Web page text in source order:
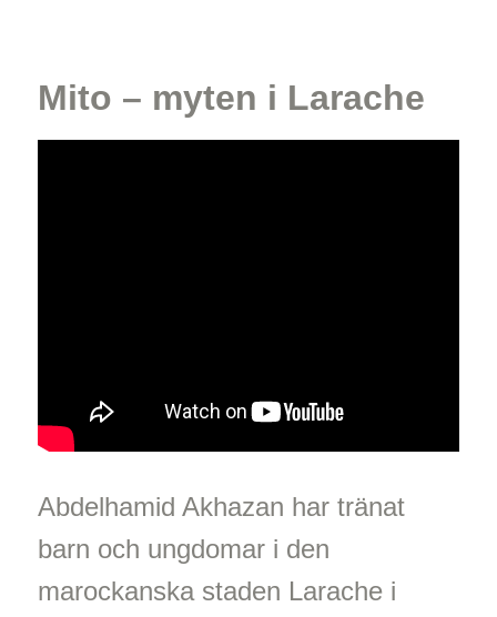
Mito – myten i Larache
Abdelhamid Akhazan har tränat
barn och ungdomar i den
marockanska staden Larache i